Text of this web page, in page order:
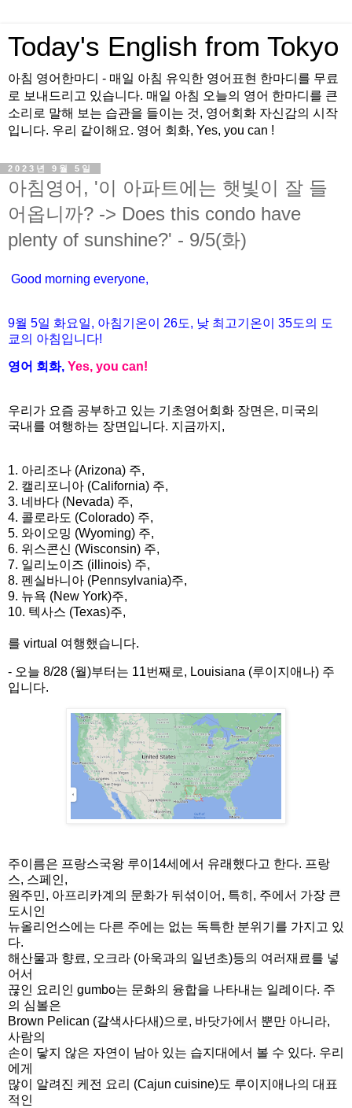
Today's English from Tokyo
아침 영어한마디 - 매일 아침 유익한 영어표현 한마디를 무료
로 보내드리고 있습니다. 매일 아침 오늘의 영어 한마디를 큰
소리로 말해 보는 습관을 들이는 것, 영어회화 자신감의 시작
입니다. 우리 같이해요. 영어 회화, Yes, you can !
2023년 9월 5일
아침영어, '이 아파트에는 햇빛이 잘 들
어옵니까? -> Does this condo have
plenty of sunshine?' - 9/5(화)
Good morning everyone,
9월 5일 화요일, 아침기온이 26도, 낮 최고기온이 35도의 도
쿄의 아침입니다!
영어 회화, Yes, you can!
우리가 요즘 공부하고 있는 기초영어회화 장면은, 미국의
국내를 여행하는 장면입니다. 지금까지 ,
1. 아리조나 (Arizona) 주,
2. 캘리포니아 (California) 주,
3. 네바다 (Nevada) 주,
4. 콜로라도 (Colorado) 주,
5. 와이오밍 (Wyoming) 주,
6. 위스콘신 (Wisconsin) 주,
7. 일리노이즈 (illinois) 주,
8. 펜실바니아 (Pennsylvania)주,
9. 뉴욕 (New York)주,
10. 텍사스 (Texas)주,
를 virtual 여행했습니다.
- 오늘 8/28 (월)부터는 11번째로, Louisiana (루이지애나) 주
입니다.
주이름은 프랑스국왕 루이14세에서 유래했다고 한다. 프랑
스, 스페인,
원주민, 아프리카계의 문화가 뒤섞이어, 특히, 주에서 가장 큰
도시인
뉴올리언스에는 다른 주에는 없는 독특한 분위기를 가지고 있
다.
해산물과 향료, 오크라 (아욱과의 일년초)등의 여러재료를 넣
어서
끊인 요리인 gumbo는 문화의 융합을 나타내는 일례이다. 주
의 심볼은
Brown Pelican (갈색사다새)으로, 바닷가에서 뿐만 아니라,
사람의
손이 닿지 않은 자연이 남아 있는 습지대에서 볼 수 있다. 우리
에게
많이 알려진 케전 요리 (Cajun cuisine)도 루이지애나의 대표
적인